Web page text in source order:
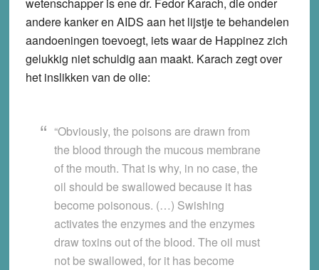
wetenschapper is ene dr. Fedor Karach, die onder
andere kanker en AIDS aan het lijstje te behandelen
aandoeningen toevoegt, iets waar de Happinez zich
gelukkig niet schuldig aan maakt. Karach zegt over
het inslikken van de olie:
“Obviously, the poisons are drawn from
the blood through the mucous membrane
of the mouth. That is why, in no case, the
oil should be swallowed because it has
become poisonous. (…) Swishing
activates the enzymes and the enzymes
draw toxins out of the blood. The oil must
not be swallowed, for it has become